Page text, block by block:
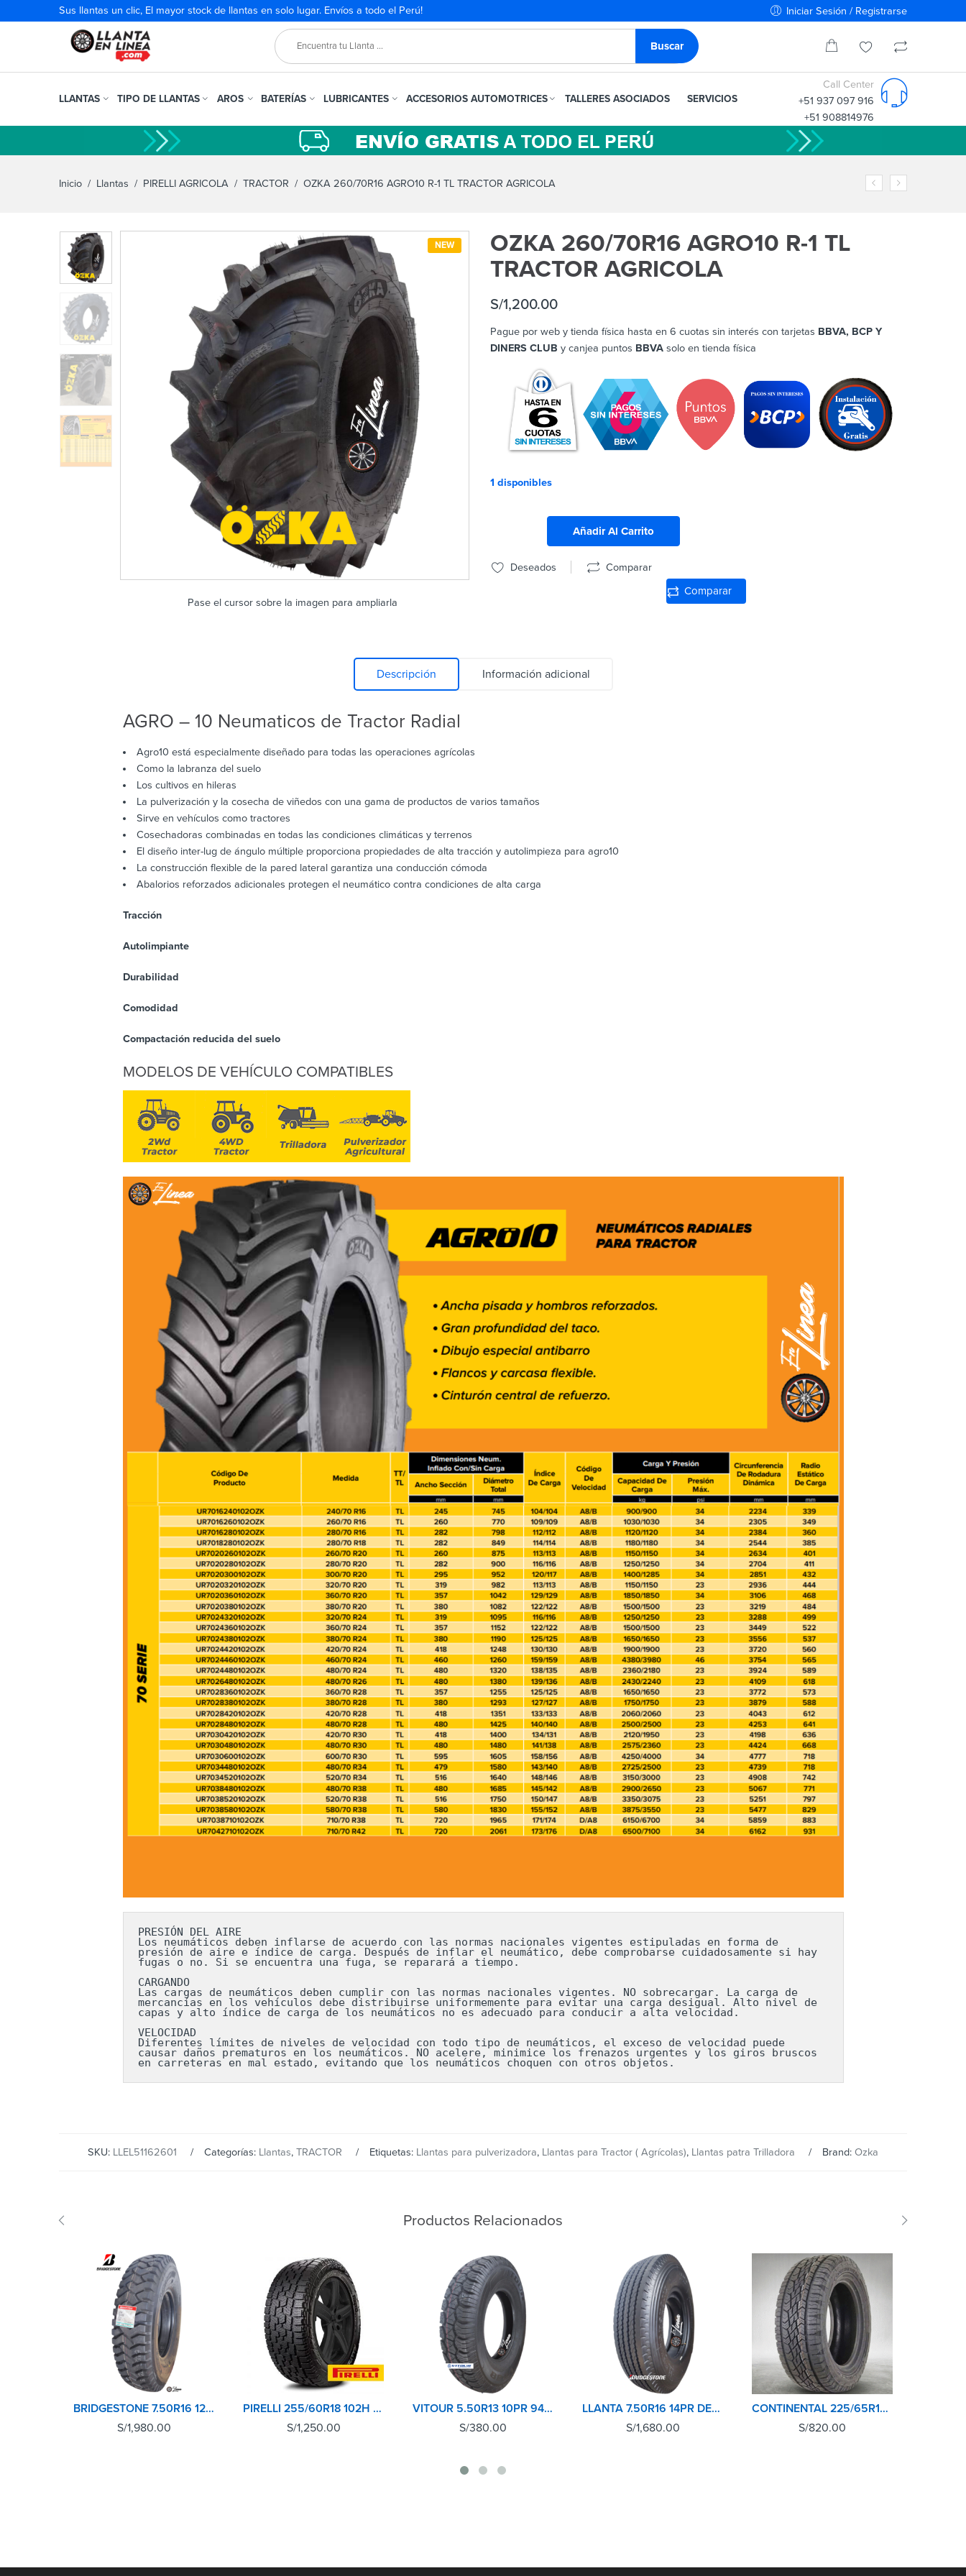
Sus llantas un clic, El mayor stock de llantas en solo lugar. Envíos a todo el Perú! Iniciar Sesión / Registrarse
LLANTAS TIPO DE LLANTAS AROS BATERÍAS LUBRICANTES ACCESORIOS AUTOMOTRICES TALLERES ASOCIADOS SERVICIOS
Call Center
+51 937 097 916
+51 908814976
Inicio / Llantas / PIRELLI AGRICOLA / TRACTOR / OZKA 260/70R16 AGRO10 R-1 TL TRACTOR AGRICOLA
NEW
Pase el cursor sobre la imagen para ampliarla
OZKA 260/70R16 AGRO10 R-1 TL
TRACTOR AGRICOLA
S/1,200.00
Pague por web y tienda física hasta en 6 cuotas sin interés con tarjetas BBVA, BCP Y
DINERS CLUB y canjea puntos BBVA solo en tienda física
1 disponibles
Añadir Al Carrito
Deseados Comparar
Comparar
Descripción Información adicional
AGRO – 10 Neumaticos de Tractor Radial
Agro10 está especialmente diseñado para todas las operaciones agrícolas
Como la labranza del suelo
Los cultivos en hileras
La pulverización y la cosecha de viñedos con una gama de productos de varios tamaños
Sirve en vehículos como tractores
Cosechadoras combinadas en todas las condiciones climáticas y terrenos
El diseño inter-lug de ángulo múltiple proporciona propiedades de alta tracción y autolimpieza para agro10
La construcción flexible de la pared lateral garantiza una conducción cómoda
Abalorios reforzados adicionales protegen el neumático contra condiciones de alta carga
Tracción
Autolimpiante
Durabilidad
Comodidad
Compactación reducida del suelo
MODELOS DE VEHÍCULO COMPATIBLES
PRESIÓN DEL AIRE
Los neumáticos deben inflarse de acuerdo con las normas nacionales vigentes estipuladas en forma de
presión de aire e índice de carga. Después de inflar el neumático, debe comprobarse cuidadosamente si hay
fugas o no. Si se encuentra una fuga, se reparará a tiempo.
CARGANDO
Las cargas de neumáticos deben cumplir con las normas nacionales vigentes. NO sobrecargar. La carga de
mercancías en los vehículos debe distribuirse uniformemente para evitar una carga desigual. Alto nivel de
capas y alto índice de carga de los neumáticos no es adecuado para conducir a alta velocidad.
VELOCIDAD
Diferentes límites de niveles de velocidad con todo tipo de neumáticos, el exceso de velocidad puede
causar daños prematuros en los neumáticos. NO acelere, minimice los frenazos urgentes y los giros bruscos
en carreteras en mal estado, evitando que los neumáticos choquen con otros objetos.
SKU: LLEL51162601 Categorías: Llantas, TRACTOR Etiquetas: Llantas para pulverizadora, Llantas para Tractor ( Agrícolas), Llantas patra Trilladora Brand: Ozka
Productos Relacionados
BRIDGESTONE 7.50R16 12PR POST L301
S/1,980.00
PIRELLI 255/60R18 102H SCORPION A/T+
S/1,250.00
VITOUR 5.50R13 10PR 94/93P V888
S/380.00
LLANTA 7.50R16 14PR DELANTERA BRIDGESTONE
S/1,680.00
CONTINENTAL 225/65R17 102H CROSSCONTACT ATR
S/820.00